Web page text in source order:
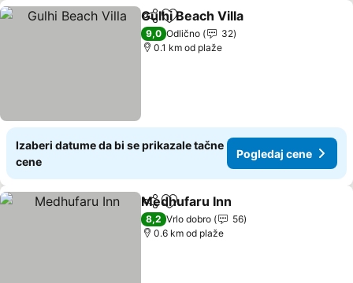
Deli Dodati u favorite
Gulhi Beach Villa
9,0 Odlično
32
0.1 km od plaže
Izaberi datume da bi se prikazale tačne
cene
Pogledaj cene
Deli Dodati u favorite
Medhufaru Inn
8,2 Vrlo dobro
56
0.6 km od plaže